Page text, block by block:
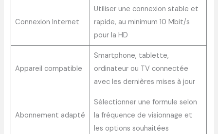
Connexion Internet
Utiliser une connexion stable et
rapide, au minimum 10 Mbit/s
pour la HD
Appareil compatible
Smartphone, tablette,
ordinateur ou TV connectée
avec les dernières mises à jour
Abonnement adapté
Sélectionner une formule selon
la fréquence de visionnage et
les options souhaitées